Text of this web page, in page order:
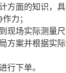
方面的知识，
力；
现场实际测量尺
方案并根据实
行下单。